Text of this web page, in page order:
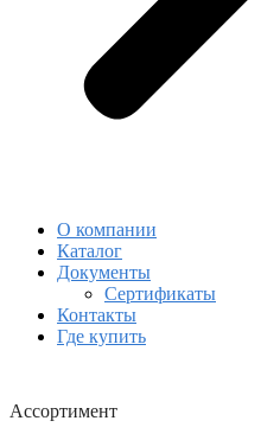
О компании
Каталог
Документы
Сертификаты
Контакты
Где купить
Ассортимент